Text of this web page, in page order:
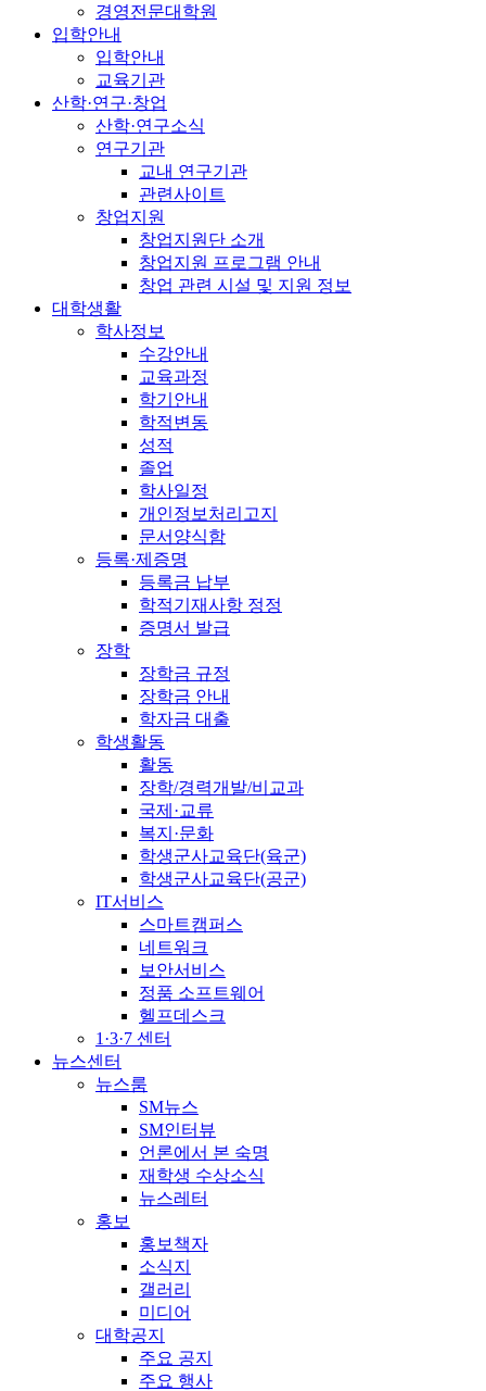
경영전문대학원
입학안내
입학안내
교육기관
산학·연구·창업
산학·연구소식
연구기관
교내 연구기관
관련사이트
창업지원
창업지원단 소개
창업지원 프로그램 안내
창업 관련 시설 및 지원 정보
대학생활
학사정보
수강안내
교육과정
학기안내
학적변동
성적
졸업
학사일정
개인정보처리고지
문서양식함
등록·제증명
등록금 납부
학적기재사항 정정
증명서 발급
장학
장학금 규정
장학금 안내
학자금 대출
학생활동
활동
장학/경력개발/비교과
국제·교류
복지·문화
학생군사교육단(육군)
학생군사교육단(공군)
IT서비스
스마트캠퍼스
네트워크
보안서비스
정품 소프트웨어
헬프데스크
1·3·7 센터
뉴스센터
뉴스룸
SM뉴스
SM인터뷰
언론에서 본 숙명
재학생 수상소식
뉴스레터
홍보
홍보책자
소식지
갤러리
미디어
대학공지
주요 공지
주요 행사